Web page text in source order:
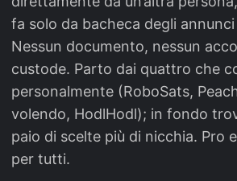
fa solo da bacheca degli
Nessun documento, nessun
custode. Parto dai quattro che
personalmente (RoboSats,
volendo, HodlHodl); in fondo
paio di scelte più di nicchia. Pro
per tutti.